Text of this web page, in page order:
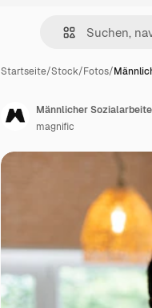
Startseite/Stock/Fotos/
Männlicher
magnific